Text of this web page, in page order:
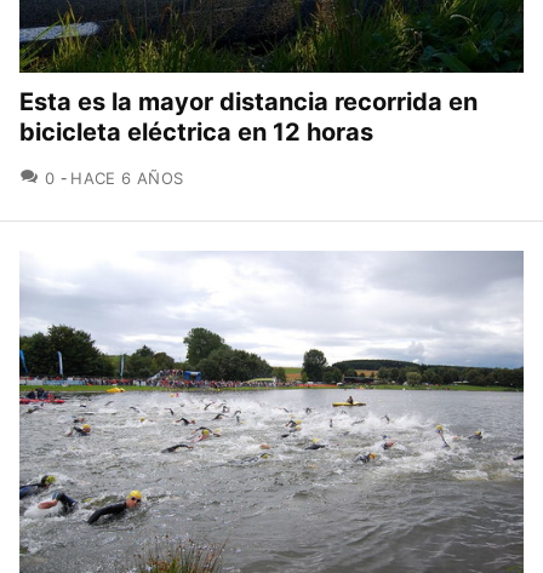
Esta es la mayor distancia recorrida en
bicicleta eléctrica en 12 horas
0 COMENTARIOS
HACE 6 AÑOS